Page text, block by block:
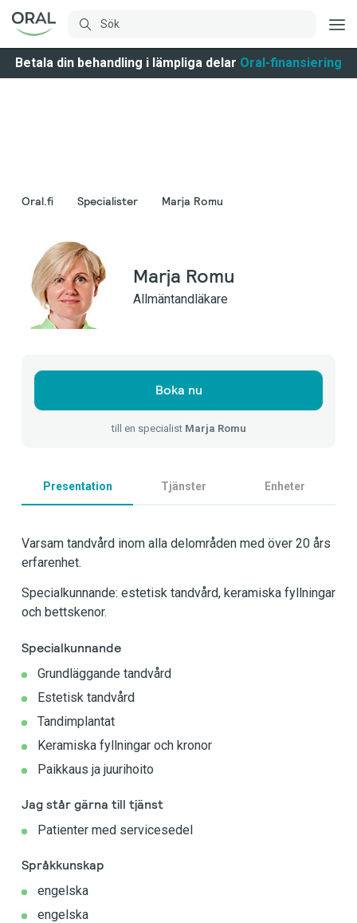
Betala din behandling i lämpliga delar Oral-finansiering
Oral.fi Specialister Marja Romu
Marja Romu
Allmäntandläkare
Boka nu
till en specialist Marja Romu
Presentation Tjänster Enheter
Varsam tandvård inom alla delområden med över 20 års
erfarenhet.
Specialkunnande: estetisk tandvård, keramiska fyllningar
och bettskenor.
Specialkunnande
Grundläggande tandvård
Estetisk tandvård
Tandimplantat
Keramiska fyllningar och kronor
Paikkaus ja juurihoito
Jag står gärna till tjänst
Patienter med servicesedel
Språkkunskap
engelska
engelska